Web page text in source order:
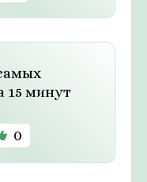
15 минут
0